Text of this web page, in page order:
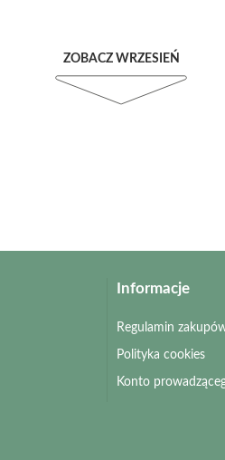
ZOBACZ WRZESIEŃ
Informacje
Regulamin
Polityka cookies
Konto